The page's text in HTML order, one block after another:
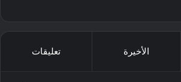
الأخيرة تعليقات